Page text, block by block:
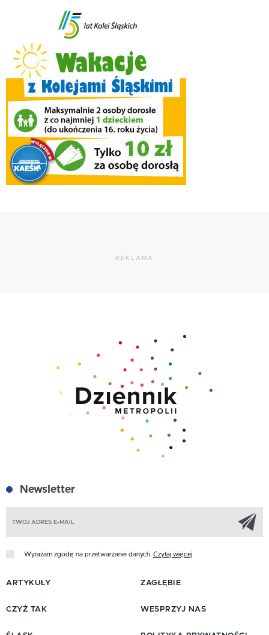
REKLAMA
Newsletter
Wyrażam zgodę na przetwarzanie danych. Czytaj więcej
ARTYKUŁY
CZYŻ TAK
ZAGŁĘBIE
WESPRZYJ NAS